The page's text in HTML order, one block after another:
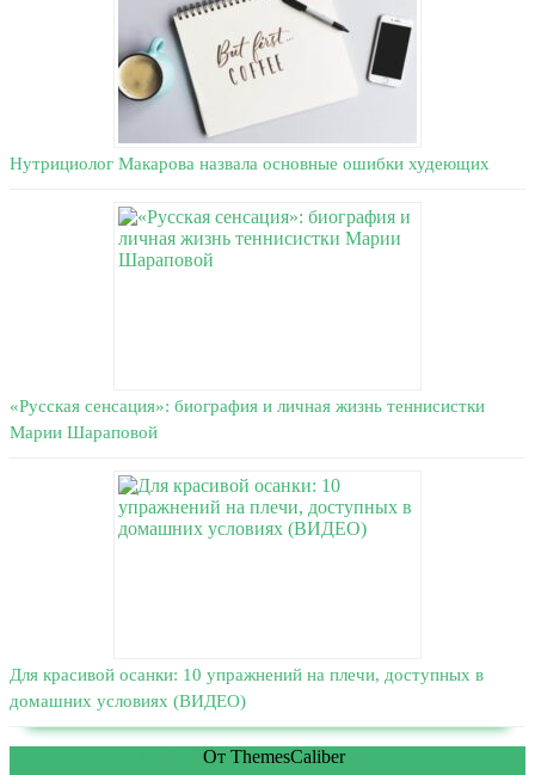
Нутрициолог Макарова назвала основные ошибки худеющих
«Русская сенсация»: биография и личная жизнь теннисистки
Марии Шараповой
Для красивой осанки: 10 упражнений на плечи, доступных в
домашних условиях (ВИДЕО)
От ThemesCaliber